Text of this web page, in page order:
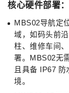
核心硬件部署：
MBS02导航定
域，如码头前
柱、维修车间
署。MBS02无
且具备 IP67
境。